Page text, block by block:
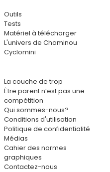
Outils
Tests
Matériel à télécharger
L'univers de Chaminou
Cyclomini
La couche de trop
Être parent n’est pas une
compétition
Qui sommes-nous?
Conditions d'utilisation
Politique de confidentialité
Médias
Cahier des normes
graphiques
Contactez-nous